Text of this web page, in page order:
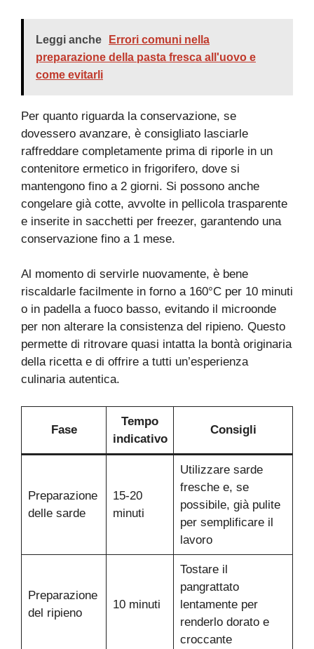
Leggi anche
Errori comuni nella
preparazione della pasta fresca all'uovo e
come evitarli
Per quanto riguarda la conservazione, se
dovessero avanzare, è consigliato lasciarle
raffreddare completamente prima di riporle in un
contenitore ermetico in frigorifero, dove si
mantengono fino a 2 giorni. Si possono anche
congelare già cotte, avvolte in pellicola trasparente
e inserite in sacchetti per freezer, garantendo una
conservazione fino a 1 mese.
Al momento di servirle nuovamente, è bene
riscaldarle facilmente in forno a 160°C per 10 minuti
o in padella a fuoco basso, evitando il microonde
per non alterare la consistenza del ripieno. Questo
permette di ritrovare quasi intatta la bontà originaria
della ricetta e di offrire a tutti un’esperienza
culinaria autentica.
Fase
Tempo
indicativo
Consigli
Preparazione
delle sarde
15-20
minuti
Utilizzare sarde
fresche e, se
possibile, già pulite
per semplificare il
lavoro
Preparazione
del ripieno
10 minuti
Tostare il
pangrattato
lentamente per
renderlo dorato e
croccante